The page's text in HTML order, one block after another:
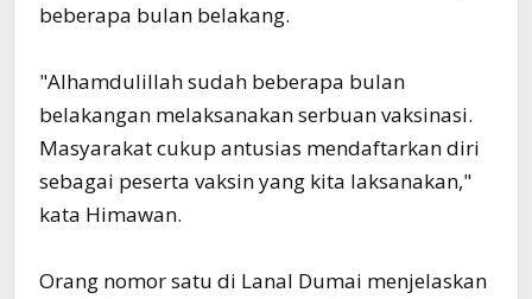
beberapa bulan belakang.
"Alhamdulillah sudah beberapa bulan
belakangan melaksanakan serbuan vaksinasi.
Masyarakat cukup antusias mendaftarkan diri
sebagai peserta vaksin yang kita laksanakan,"
kata Himawan.
Orang nomor satu di Lanal Dumai menjelaskan